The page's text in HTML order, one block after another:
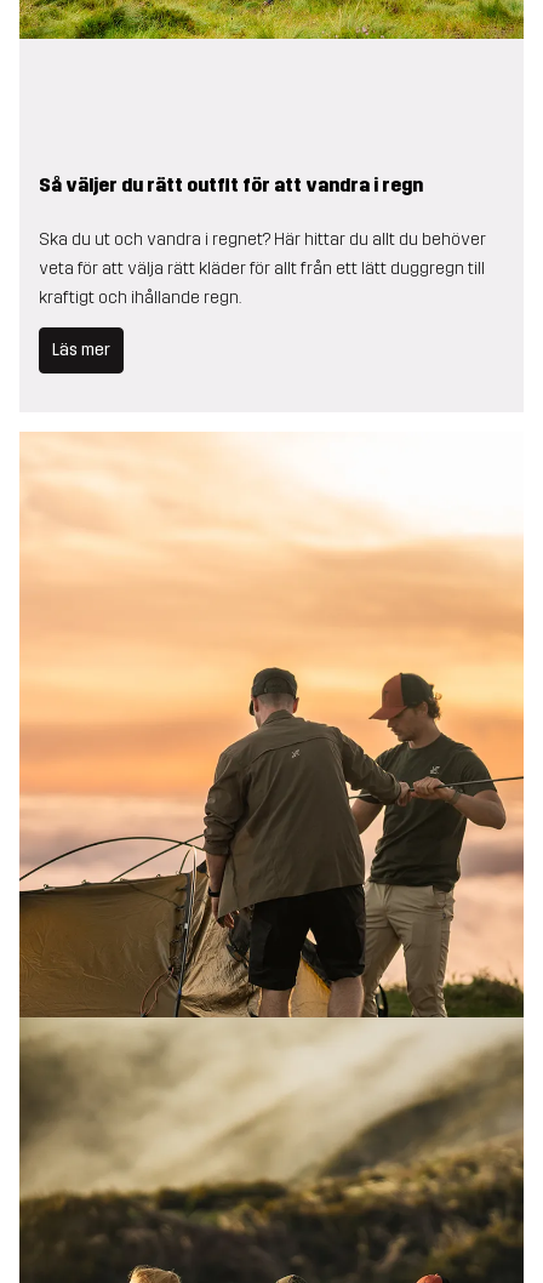
Så väljer du rätt outfit för att vandra i regn
Ska du ut och vandra i regnet? Här hittar du allt du behöver
veta för att välja rätt kläder för allt från ett lätt duggregn till
kraftigt och ihållande regn.
Läs mer
Leave No Trace: Vett och etikett i naturen
Njut av naturen ansvarsfullt! Lär dig de 7 principerna i Leave
No Trace för att hjälpa till att minska mänsklig påverkan på
naturen och skydda vilda djur